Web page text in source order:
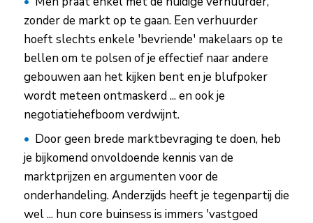
zonder de markt op te gaan. Een verhuurder
hoeft slechts enkele 'bevriende' makelaars op te
bellen om te polsen of je effectief naar andere
gebouwen aan het kijken bent en je blufpoker
wordt meteen ontmaskerd ... en ook je
negotiatiehefboom verdwijnt.
Door geen brede marktbevraging te doen, heb
je bijkomend onvoldoende kennis van de
marktprijzen en argumenten voor de
onderhandeling. Anderzijds heeft je tegenpartij die
wel ... hun core buinsess is immers 'vastgoed